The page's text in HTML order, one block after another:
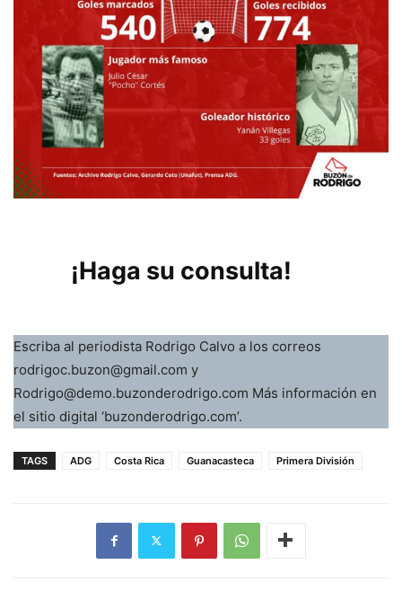
¡Haga su consulta!
Escriba al periodista Rodrigo Calvo a los correos
rodrigoc.buzon@gmail.com y
Rodrigo@demo.buzonderodrigo.com Más información en
el sitio digital ‘buzonderodrigo.com’.
TAGS ADG Costa Rica Guanacasteca Primera División